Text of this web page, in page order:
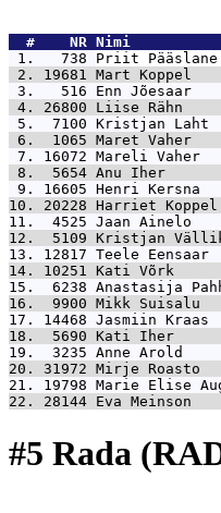
  #    NR
Nimi
1.   738 Priit
2. 19681 Mart Koppel
3.   516 Enn Jõesaar
4. 26800 Liise Rähn
5.  7100 Kristjan Laht
6.  1065 Maret Vaher
7. 16072 Mareli Vaher
8.  5654 Anu Iher
9. 16605 Henri Kersna
10. 20228 Harriet
11.  4525 Jaan Ainelo
12.  5109 Kristjan
13. 12817 Teele
14. 10251 Kati Võrk
15.  6238 Anastasija
16.  9900 Mikk Suisalu
17. 14468 Jasmiin
18.  5690 Kati Iher
19.  3235 Anne Arold
20. 31972 Mirje Roasto
21. 19798 Marie Elise
22. 28144 Eva
#5 Rada